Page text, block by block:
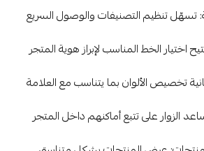
تسهّل تنظيم التصنيفات والوصول السريع
اختيار الخط المناسب لإبراز هوية المتجر
تخصيص الألوان بما يتناسب مع العلامة
الزوار على تتبع أماكنهم داخل المتجر